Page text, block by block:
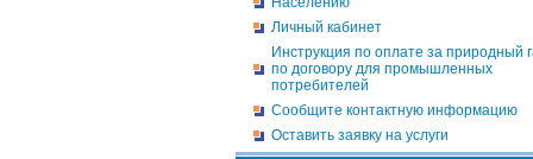
Личный кабинет
Инструкция по оплате за природный
по договору для промышленных
потребителей
Сообщите контактную информацию
Оставить заявку на услуги